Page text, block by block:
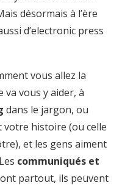
désormais à l’ère
d’electronic press
vous allez la
va vous y aider, à
dans le jargon, ou
votre histoire (ou celle
et les gens aiment
communiqués et
partout, ils peuvent